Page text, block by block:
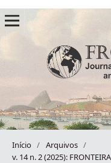
Início / Arquivos /
v. 14 n. 2 (2025):